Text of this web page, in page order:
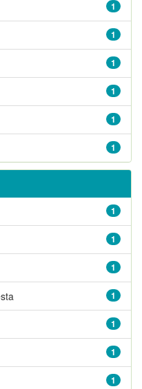
1
1
1
1
1
1
1
1
1
1
1
1
1